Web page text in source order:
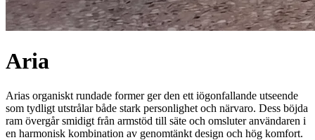
Aria
Arias organiskt rundade former ger den ett iögonfallande utseende
som tydligt utstrålar både stark personlighet och närvaro. Dess böjda
ram övergår smidigt från armstöd till säte och omsluter användaren i
en harmonisk kombination av genomtänkt design och hög komfort.